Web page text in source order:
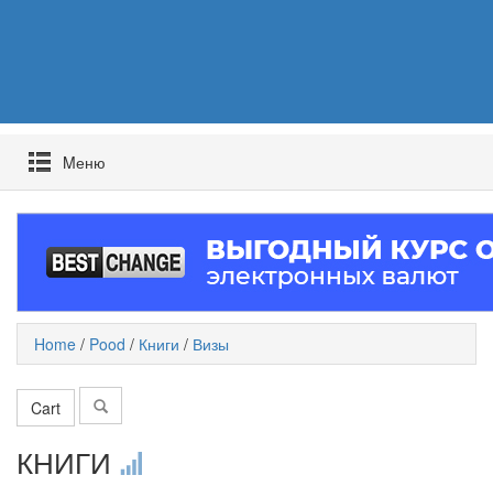
Mеню
Home / Pood / Книги / Визы
Cart
КНИГИ